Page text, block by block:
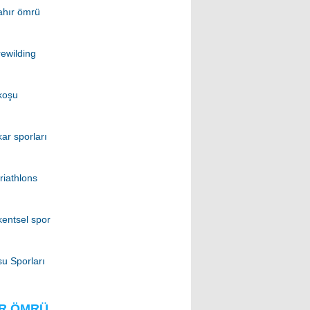
ömrü
sporları
spor
Sporları